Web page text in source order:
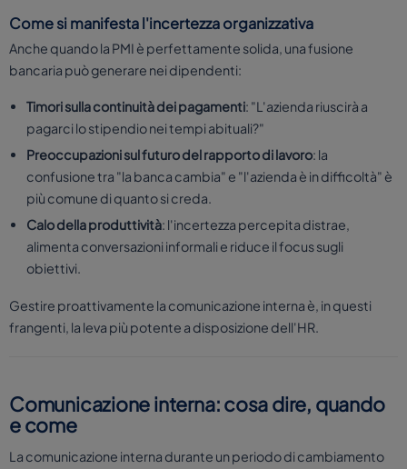
Come si manifesta l'incertezza organizzativa
Anche quando la PMI è perfettamente solida, una fusione
bancaria può generare nei dipendenti:
Timori sulla continuità dei pagamenti: "L'azienda riuscirà a
pagarci lo stipendio nei tempi abituali?"
Preoccupazioni sul futuro del rapporto di lavoro: la
confusione tra "la banca cambia" e "l'azienda è in difficoltà" è
più comune di quanto si creda.
Calo della produttività: l'incertezza percepita distrae,
alimenta conversazioni informali e riduce il focus sugli
obiettivi.
Gestire proattivamente la comunicazione interna è, in questi
frangenti, la leva più potente a disposizione dell'HR.
Comunicazione interna: cosa dire, quando
e come
La comunicazione interna durante un periodo di cambiamento